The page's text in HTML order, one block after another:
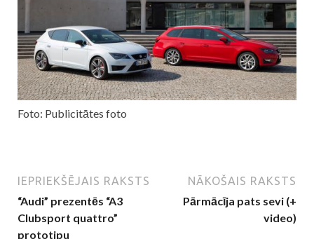
Foto: Publicitātes foto
IEPRIEKŠĒJAIS RAKSTS
“Audi” prezentēs “A3
Clubsport quattro”
prototipu
NĀKOŠAIS RAKSTS
Pārmācīja pats sevi (+
video)